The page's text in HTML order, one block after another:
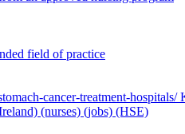
field of practice
cancer-treatment-
(nurses) (jobs) (HSE)